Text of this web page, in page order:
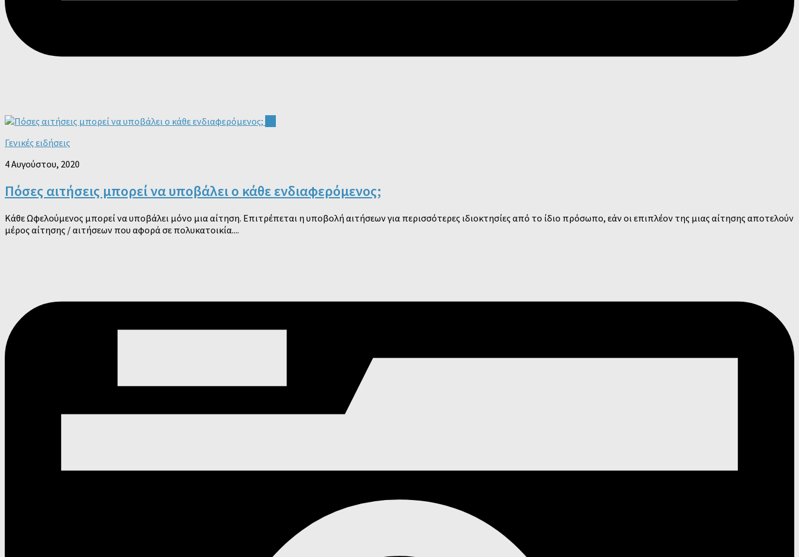
Γενικές ειδήσεις
4 Αυγούστου, 2020
Πόσες αιτήσεις μπορεί να υποβάλει ο κάθε ενδιαφερόμενος;
Κάθε Ωφελούμενος μπορεί να υποβάλει μόνο μια αίτηση. Επιτρέπεται η υποβολή αιτήσεων για περισσότερες ιδιοκτησίες από το ίδιο πρόσωπο, εάν οι επιπλέον της μιας αίτησης αποτελούν
μέρος αίτησης / αιτήσεων που αφορά σε πολυκατοικία....